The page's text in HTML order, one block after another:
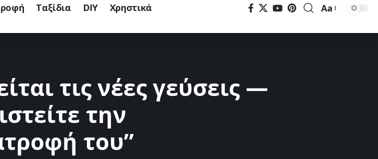
Ταξίδια DIY Χρηστικά
Μεγέθυνση
Aa
τις νέες γεύσεις —
την
του”